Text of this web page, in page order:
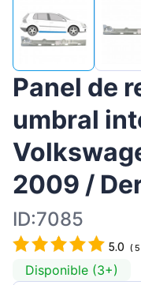
Panel de
umbral
2009 /
ID:7085
5.0 (5
Disponible (3+)